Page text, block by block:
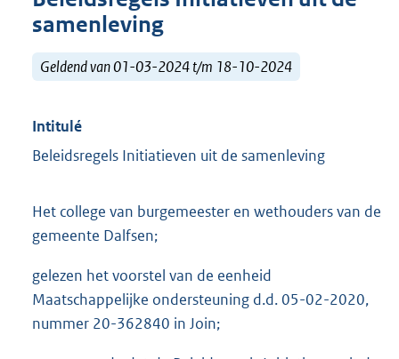
samenleving
Geldend van 01-03-2024 t/m 18-10-2024
Intitulé
Beleidsregels Initiatieven uit de samenleving
Het college van burgemeester en wethouders van de
gemeente Dalfsen;
gelezen het voorstel van de eenheid
Maatschappelijke ondersteuning d.d. 05-02-2020,
nummer 20-362840 in Join;